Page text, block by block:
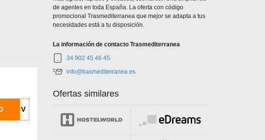
de agentes en toda España. La oferta con código
promocional Trasmediterranea que mejor se adapta a tus
necesidades está a tu disposición.
La información de contacto Trasmediterranea
34 902 45 46 45
info@trasmediterranea.es
Ofertas similares